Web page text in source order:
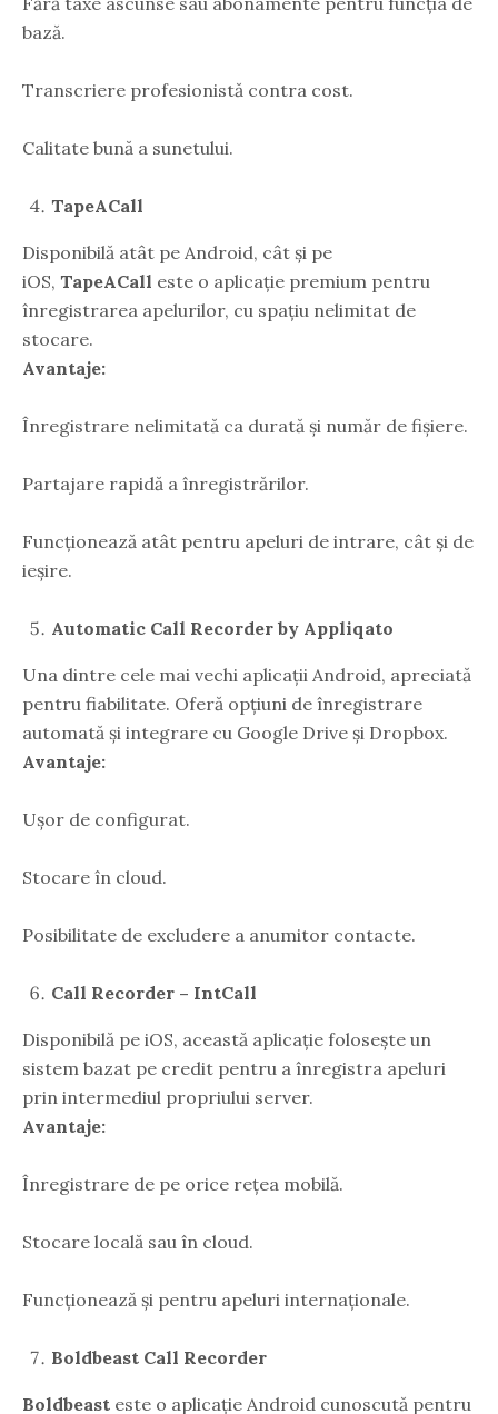
bază.
Transcriere profesionistă contra cost.
Calitate bună a sunetului.
TapeACall
Disponibilă atât pe Android, cât și pe
iOS, TapeACall este o aplicație premium pentru
înregistrarea apelurilor, cu spațiu nelimitat de
stocare.
Avantaje:
Înregistrare nelimitată ca durată și număr de fișiere.
Partajare rapidă a înregistrărilor.
Funcționează atât pentru apeluri de intrare, cât și de
ieșire.
Automatic Call Recorder by Appliqato
Una dintre cele mai vechi aplicații Android, apreciată
pentru fiabilitate. Oferă opțiuni de înregistrare
automată și integrare cu Google Drive și Dropbox.
Avantaje:
Ușor de configurat.
Stocare în cloud.
Posibilitate de excludere a anumitor contacte.
Call Recorder – IntCall
Disponibilă pe iOS, această aplicație folosește un
sistem bazat pe credit pentru a înregistra apeluri
prin intermediul propriului server.
Avantaje:
Înregistrare de pe orice rețea mobilă.
Stocare locală sau în cloud.
Funcționează și pentru apeluri internaționale.
Boldbeast Call Recorder
Boldbeast este o aplicație Android cunoscută pentru